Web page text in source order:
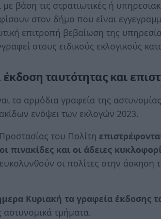
βάση τις στρατιωτικές ή
στον δήμο που είναι
επιτροπή βεβαίωση της
στους ειδικούς εκλογικούς
έκδοση ταυτότητας και
τα αρμόδια γραφεία της
ενόψει των εκλογών 2023.
του Πολίτη
πινακίδες και οι άδειες
οι πολίτες στην άσκηση
Κυριακή τα γραφεία έκδοσης
τμήματα.